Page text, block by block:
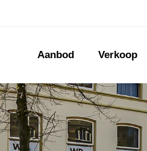
Aanbod Verkoop